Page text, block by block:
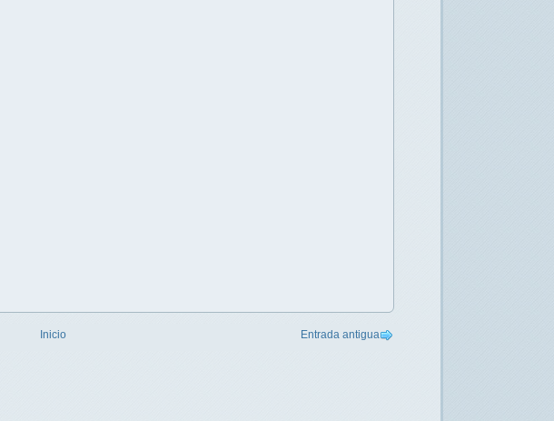
Entrada antigua
Inicio